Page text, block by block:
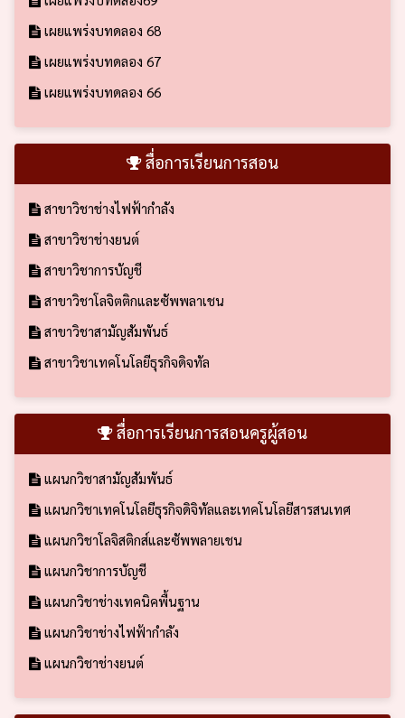
เผยแพร่งบทดลอง 68
เผยแพร่งบทดลอง 67
เผยแพร่งบทดลอง 66
สื่อการเรียนการสอน
สาขาวิชาช่างไฟฟ้ากำลัง
สาขาวิชาช่างยนต์
สาขาวิชาการบัญชี
สาขาวิชาโลจิตติกและซัพพลาเชน
สาขาวิชาสามัญสัมพันธ์
สาขาวิชาเทคโนโลยีธุรกิจดิจทัล
สื่อการเรียนการสอนครูผู้สอน
แผนกวิชาสามัญสัมพันธ์
แผนกวิชาเทคโนโลยีธุรกิจดิจิทัลและเทคโนโลยีสารสนเทศ
แผนกวิชาโลจิสติกส์และซัพพลายเชน
แผนกวิชาการบัญชี
แผนกวิชาช่างเทคนิคพื้นฐาน
แผนกวิชาช่างไฟฟ้ากำลัง
แผนกวิชาช่างยนต์